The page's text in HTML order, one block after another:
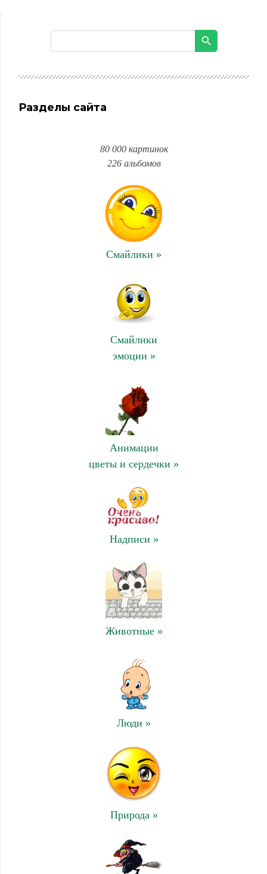
Разделы сайта
80 000 картинок
226 альбомов
Смайлики »
Смайлики
эмоции »
Анимации
цветы и сердечки »
Надписи »
Животные »
Люди »
Природа »